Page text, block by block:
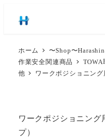
ホーム 〜Shop〜
作業安全関連商品
TOWA
他
ワークポジショニング
ワークポジショニング
プ）